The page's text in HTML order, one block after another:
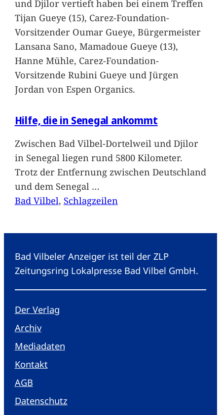
und Djilor vertieft haben bei einem Treffen
Tijan Gueye (15), Carez-Foundation-
Vorsitzender Oumar Gueye, Bürgermeister
Lansana Sano, Mamadoue Gueye (13),
Hanne Mühle, Carez-Foundation-
Vorsitzende Rubini Gueye und Jürgen
Jordan von Espen Organics.
Hilfe, die in Senegal ankommt
Zwischen Bad Vilbel-Dortelweil und Djilor
in Senegal liegen rund 5800 Kilometer.
Trotz der Entfernung zwischen Deutschland
und dem Senegal …
Bad Vilbel, Schlagzeilen
Bad Vilbeler Anzeiger ist teil der ZLP
Zeitungsring Lokalpresse Bad Vilbel GmbH.
Der Verlag
Archiv
Mediadaten
Kontakt
AGB
Datenschutz